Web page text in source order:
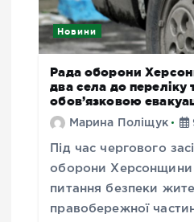
Новини
Рада оборони
два села до переліку
обов’язковою
Марина Поліщук
Під час чергового
оборони Херсонщини
питання безпеки
правобережної